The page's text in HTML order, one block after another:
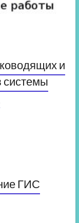
и
системы
ГИС